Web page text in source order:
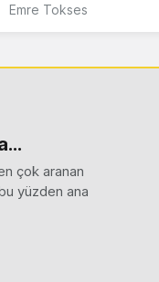
Emre Tokses
çok aranan
yüzden ana